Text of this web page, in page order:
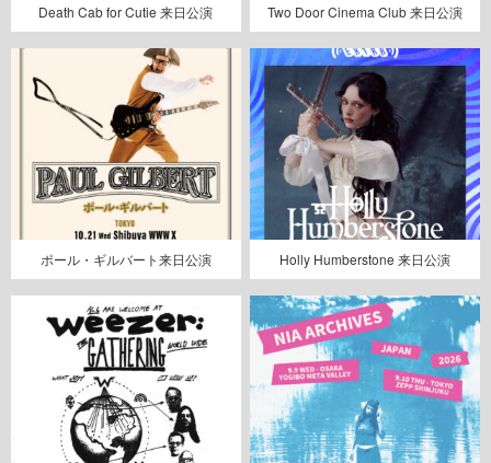
Death Cab for Cutie 来日公演 Two Door Cinema Club 来日公演
ポール・ギルバート来日公演 Holly Humberstone 来日公演